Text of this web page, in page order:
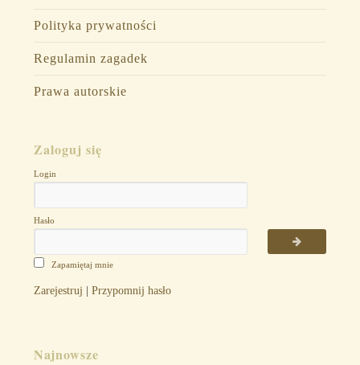
Polityka prywatności
Regulamin zagadek
Prawa autorskie
Zaloguj się
Login
Hasło
Zapamiętaj mnie
Zarejestruj | Przypomnij hasło
Najnowsze